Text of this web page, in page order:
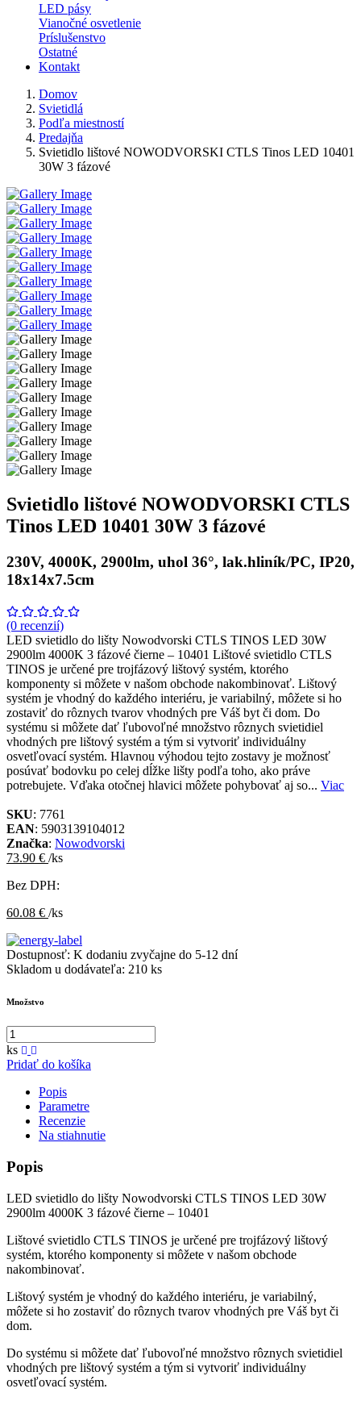
LED pásy
Vianočné osvetlenie
Príslušenstvo
Ostatné
Kontakt
Domov
Svietidlá
Podľa miestností
Predajňa
Svietidlo lištové NOWODVORSKI CTLS Tinos LED 10401
30W 3 fázové
Svietidlo lištové NOWODVORSKI CTLS
Tinos LED 10401 30W 3 fázové
230V, 4000K, 2900lm, uhol 36°, lak.hliník/PC, IP20,
18x14x7.5cm
(0 recenzií)
LED svietidlo do lišty Nowodvorski CTLS TINOS LED 30W
2900lm 4000K 3 fázové čierne – 10401 Lištové svietidlo CTLS
TINOS je určené pre trojfázový lištový systém, ktorého
komponenty si môžete v našom obchode nakombinovať. Lištový
systém je vhodný do každého interiéru, je variabilný, môžete si ho
zostaviť do rôznych tvarov vhodných pre Váš byt či dom. Do
systému si môžete dať ľubovoľné množstvo rôznych svietidiel
vhodných pre lištový systém a tým si vytvoriť individuálny
osvetľovací systém. Hlavnou výhodou tejto zostavy je možnosť
posúvať bodovku po celej dĺžke lišty podľa toho, ako práve
potrebujete. Vďaka otočnej hlavici môžete pohybovať aj so... Viac
SKU: 7761
EAN: 5903139104012
Značka: Nowodvorski
73.90 € /ks
Bez DPH:
60.08 € /ks
Dostupnosť: K dodaniu zvyčajne do 5-12 dní
Skladom u dodávateľa: 210 ks
Množstvo
ks
Pridať do košíka
Popis
Parametre
Recenzie
Na stiahnutie
Popis
LED svietidlo do lišty Nowodvorski CTLS TINOS LED 30W
2900lm 4000K 3 fázové čierne – 10401
Lištové svietidlo CTLS TINOS je určené pre trojfázový lištový
systém, ktorého komponenty si môžete v našom obchode
nakombinovať.
Lištový systém je vhodný do každého interiéru, je variabilný,
môžete si ho zostaviť do rôznych tvarov vhodných pre Váš byt či
dom.
Do systému si môžete dať ľubovoľné množstvo rôznych svietidiel
vhodných pre lištový systém a tým si vytvoriť individuálny
osvetľovací systém.